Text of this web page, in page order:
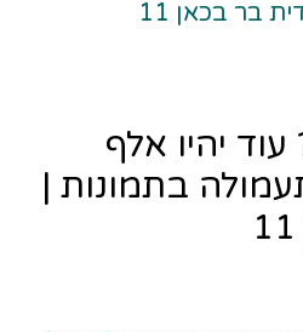
יהיו אלף
בתמונות |